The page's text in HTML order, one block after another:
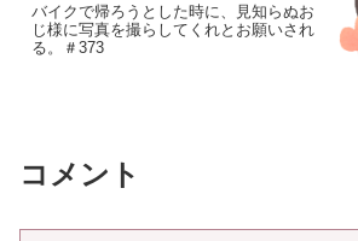
バイクで帰ろうとした時に、見知らぬお
じ様に写真を撮らしてくれとお願いされ
る。＃373
コメント